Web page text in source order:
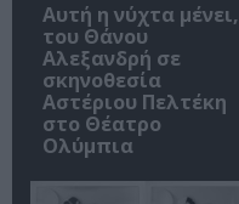
Αυτή η νύχτα μένει,
του Θάνου
Αλεξανδρή σε
σκηνοθεσία
Αστέριου Πελτέκη
στο Θέατρο
Ολύμπια